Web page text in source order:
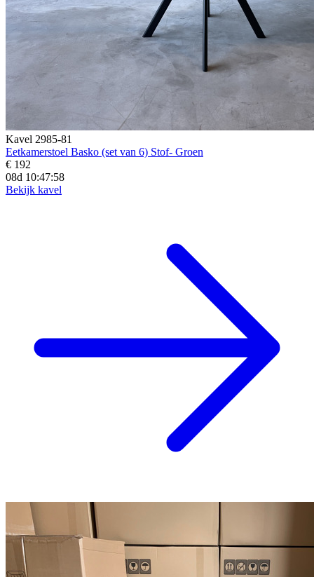
Kavel 2985-81
Eetkamerstoel Basko (set van 6) Stof- Groen
€ 192
08d 10:47:56
Bekijk kavel